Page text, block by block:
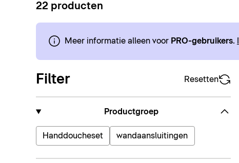
22 producten
Meer informatie alleen voor PRO-gebruikers.
Filter Resetten
Productgroep
Handdoucheset wandaansluitingen